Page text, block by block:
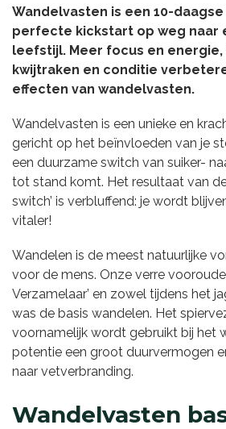
Wandelvasten is een 10-
perfecte kickstart op weg naar
leefstijl. Meer focus en
kwijtraken en conditie
effecten van wandelvasten.
Wandelvasten is een unieke en
gericht op het beïnvloeden van je
een duurzame switch van suiker-
tot stand komt. Het resultaat van
switch’ is verbluffend: je wordt
vitaler!
Wandelen is de meest natuurlijke
voor de mens. Onze verre
Verzamelaar’ en zowel tijdens het
was de basis wandelen. Het
voornamelijk wordt gebruikt bij het
potentie een groot duurvermogen
naar vetverbranding.
Wandelvasten